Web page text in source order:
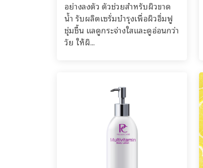
อย่างลงตัว ตัวช่วยสำหรับผิวขาด
น้ำ รับผลิตเซรั่มบำรุงเพื่อผิวอิ่มฟู
ชุ่มชื้น แลดูกระจ่างใสและดูอ่อนกว่า
วัย ให้ผิ...